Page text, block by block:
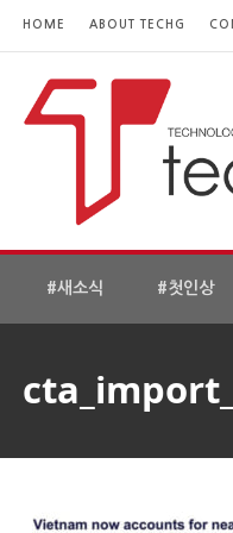
HOME ABOUT TECHG
#새소식 #첫인상